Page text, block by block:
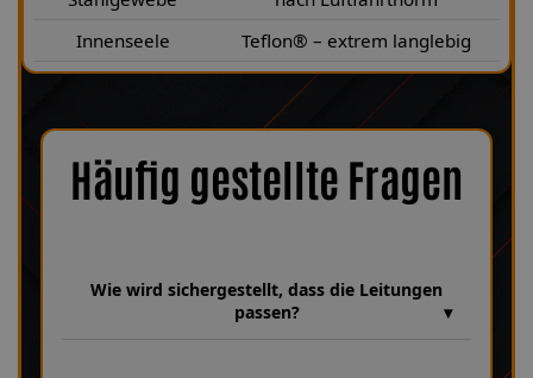
Innenseele
Teflon® – extrem langlebig
Häufig gestellte Fragen
Wie wird sichergestellt, dass die Leitungen
passen?